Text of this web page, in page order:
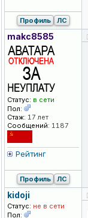
Профиль ЛС
makc8585
Статус: в сети
Пол:
Стаж: 17 лет
Сообщений: 1187
Рейтинг
Профиль ЛС
kidoji
Статус: не в сети
Пол: